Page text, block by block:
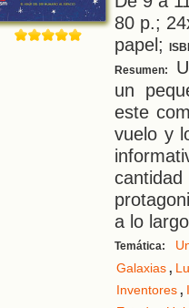
80 p.;
papel;
Resumen:
un
este
vuelo y
a lo largo
Temática:
Galaxias,
Inventores,